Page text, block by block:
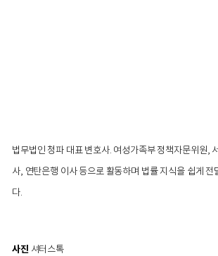
법무법인 청파 대표 변호사. 여성가족부 정책자문위원,
사, 연탄은행 이사 등으로 활동하며 법률 지식을 쉽게 전
다.
사진 셔터스톡